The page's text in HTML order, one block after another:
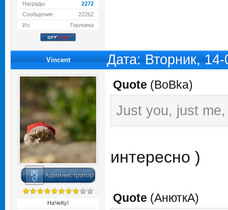
Награды:
2272
Сообщения:
22262
Из:
Горловка
Vincent Дата: Вторник,
НаЧеКу!
Quote (BoBka)
Just you, just
интересно )
Quote (АнюткA)